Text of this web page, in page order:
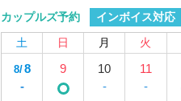
カップルズ予約
インボイス対応
土
日 月 火
8/8
-
9
10
-
11
-